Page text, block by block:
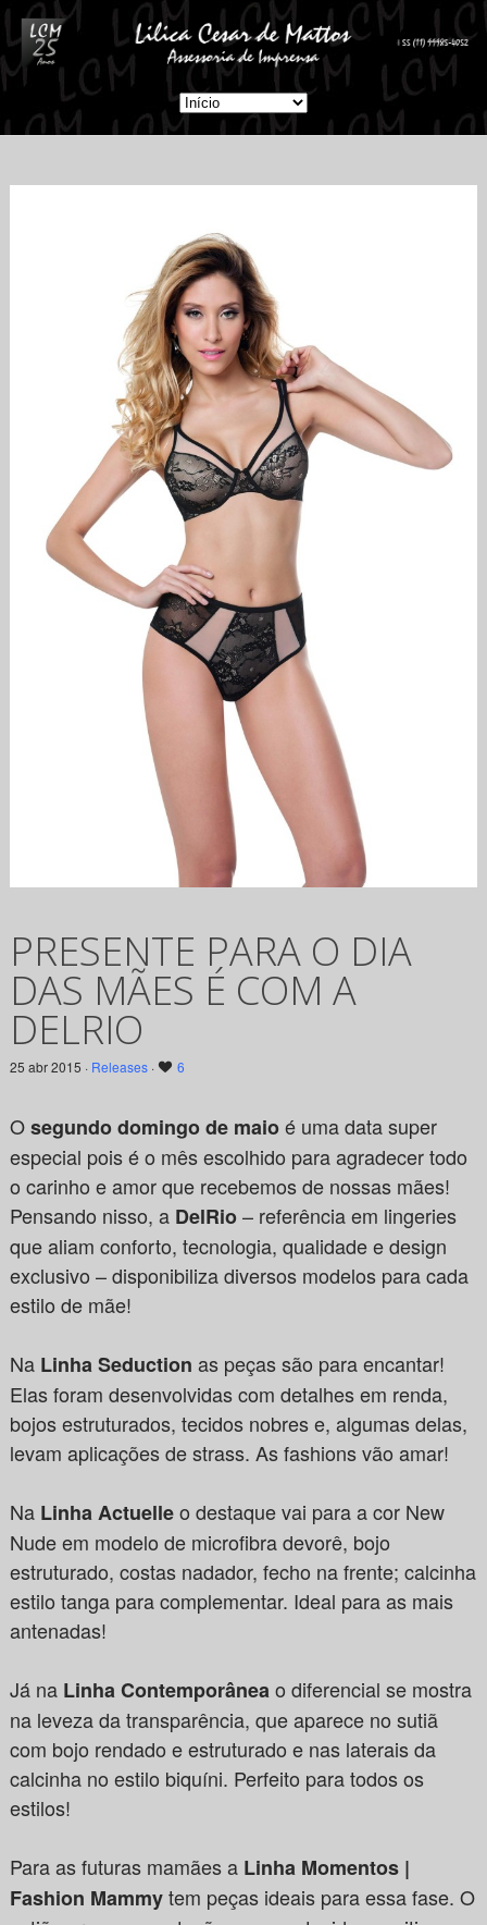
PRESENTE PARA O DIA
DAS MÃES É COM A
DELRIO
25 abr 2015 · Releases· 6
Osegundo domingo de maioé uma data super
especial pois é o mês escolhido para agradecer todo
o carinho e amor que recebemos de nossas mães!
Pensando nisso, a DelRio– referência em lingeries
que aliam conforto, tecnologia, qualidade e design
exclusivo – disponibiliza diversos modelos para cada
estilo de mãe!
Na Linha Seduction as peças são para encantar!
Elas foram desenvolvidas com detalhes em renda,
bojos estruturados, tecidos nobres e, algumas delas,
levam aplicações de strass. As fashions vão amar!
Na Linha Actuelleo destaque vai para a cor New
Nude em modelo de microfibra devorê, bojo
estruturado, costas nadador, fecho na frente; calcinha
estilo tanga para complementar. Ideal para as mais
antenadas!
Já na Linha Contemporâneao diferencial se mostra
na leveza da transparência, que aparece no sutiã
com bojo rendado e estruturado e nas laterais da
calcinha no estilo biquíni. Perfeito para todos os
estilos!
Para as futuras mamães a Linha Momentos |
Fashion Mammytem peças ideais para essa fase. O